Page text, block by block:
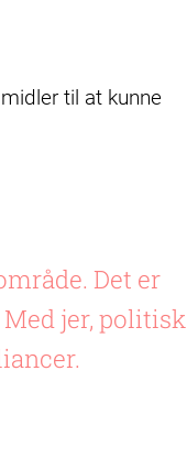
til at kunne
Det er
jer, politisk